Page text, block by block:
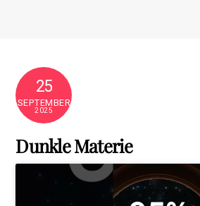
25
SEPTEMBER
2025
Dunkle Materie